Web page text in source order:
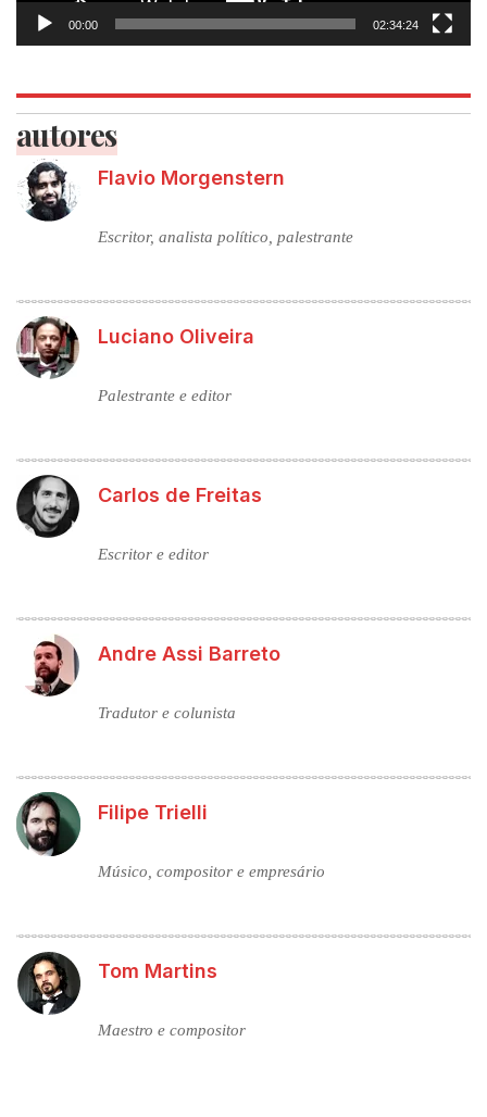
00:00 02:34:24
autores
Flavio Morgenstern
Escritor, analista político, palestrante
Luciano Oliveira
Palestrante e editor
Carlos de Freitas
Escritor e editor
Andre Assi Barreto
Tradutor e colunista
Filipe Trielli
Músico, compositor e empresário
Tom Martins
Maestro e compositor